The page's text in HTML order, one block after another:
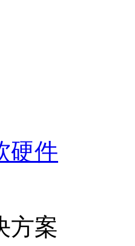
硬件
方案